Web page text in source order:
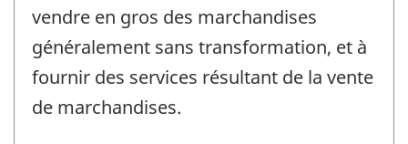
vendre en gros des marchandises
généralement sans transformation, et à
fournir des services résultant de la vente
de marchandises.